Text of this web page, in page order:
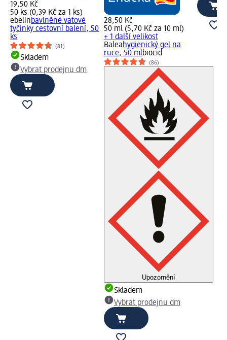
19,50 Kč
50 ks (0,39 Kč za 1 ks)
ebelinbavlněné vatové
tyčinky cestovní balení, 50
ks
(81)
Skladem
Vybrat prodejnu dm
28,50 Kč
50 ml (5,70 Kč za 10 ml)
+ 1 další velikost
Baleahygienický gel na
ruce, 50 mlbiocid
(86)
Upozornění
Skladem
Vybrat prodejnu dm